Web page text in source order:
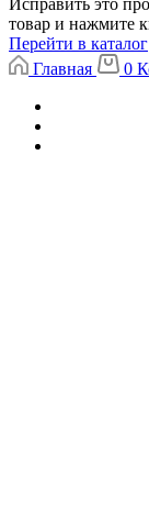
Исправить это
товар и нажмите
Перейти в каталог
Главная
0